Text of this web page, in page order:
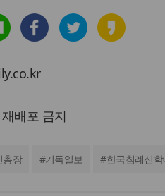
배포 금지
총장 #기독일보 #한국침례신